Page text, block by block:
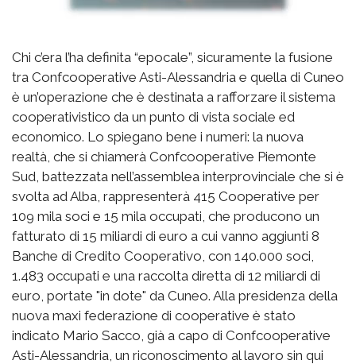
Chi c’era l’ha definita “epocale”, sicuramente la fusione
tra Confcooperative Asti-Alessandria e quella di Cuneo
è un’operazione che è destinata a rafforzare il sistema
cooperativistico da un punto di vista sociale ed
economico. Lo spiegano bene i numeri: la nuova
realtà, che si chiamerà Confcooperative Piemonte
Sud, battezzata nell’assemblea interprovinciale che si è
svolta ad Alba, rappresenterà 415 Cooperative per
109 mila soci e 15 mila occupati, che producono un
fatturato di 15 miliardi di euro a cui vanno aggiunti 8
Banche di Credito Cooperativo, con 140.000 soci,
1.483 occupati e una raccolta diretta di 12 miliardi di
euro, portate "in dote" da Cuneo. Alla presidenza della
nuova maxi federazione di cooperative è stato
indicato Mario Sacco, già a capo di Confcooperative
Asti-Alessandria, un riconoscimento al lavoro sin qui